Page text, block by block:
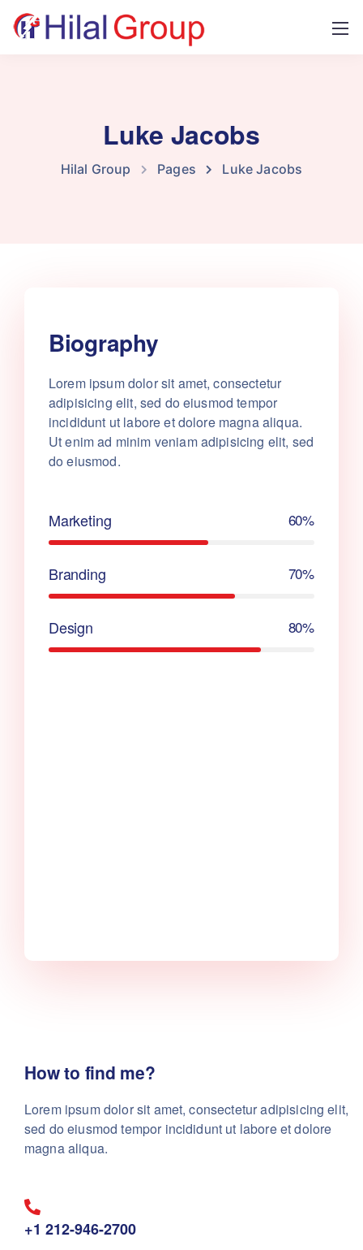
Luke Jacobs
Hilal Group Pages Luke Jacobs
Biography
Lorem ipsum dolor sit amet, consectetur
adipisicing elit, sed do eiusmod tempor
incididunt ut labore et dolore magna aliqua.
Ut enim ad minim veniam adipisicing elit, sed
do eiusmod.
Marketing 60%
Branding 70%
Design 80%
How to find me?
Lorem ipsum dolor sit amet, consectetur adipisicing elit,
sed do eiusmod tempor incididunt ut labore et dolore
magna aliqua.
+1 212-946-2700